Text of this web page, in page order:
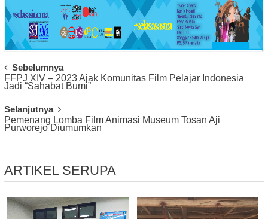
Post
Navigation
Sebelumnya
FFPJ XIV – 2023 Ajak Komunitas Film Pelajar Indonesia
Jadi “Sahabat Bumi”
Selanjutnya
Pemenang Lomba Film Animasi Museum Tosan Aji
Purworejo Diumumkan
ARTIKEL SERUPA